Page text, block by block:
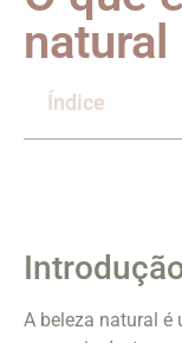
natural
Índice
A beleza natural é